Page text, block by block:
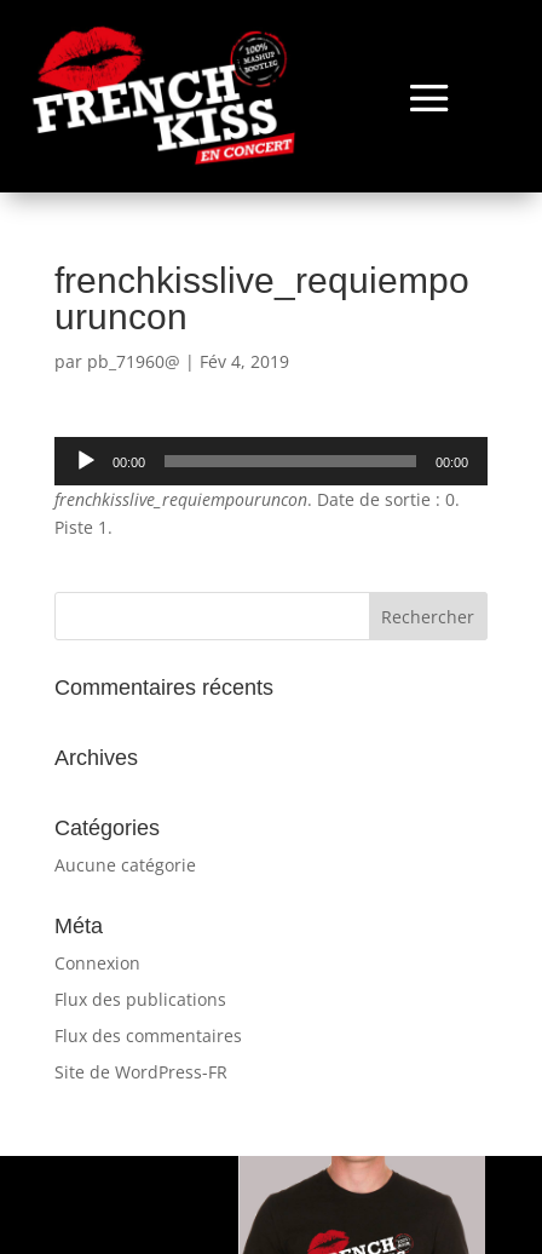
frenchkisslive_requiempo
uruncon
par pb_71960@ | Fév 4, 2019
Lecteur
audio
00:00 00:00
frenchkisslive_requiempouruncon. Date de sortie : 0.
Piste 1.
Commentaires récents
Archives
Catégories
Aucune catégorie
Méta
Connexion
Flux des publications
Flux des commentaires
Site de WordPress-FR